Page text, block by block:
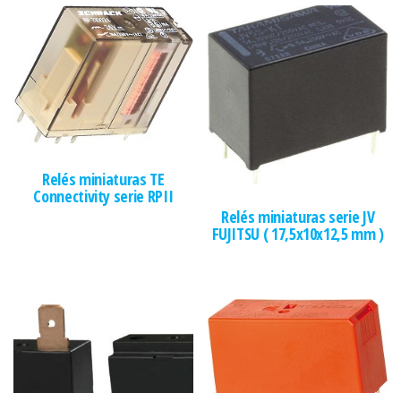
Relés miniaturas TE
Connectivity serie RPII
Relés miniaturas serie JV
FUJITSU ( 17,5x10x12,5 mm )